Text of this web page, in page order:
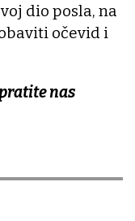
dio posla, na
očevid i
nas